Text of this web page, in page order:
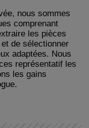
nous sommes
comprenant
les pièces
de sélectionner
adaptées. Nous
représentatif les
les gains